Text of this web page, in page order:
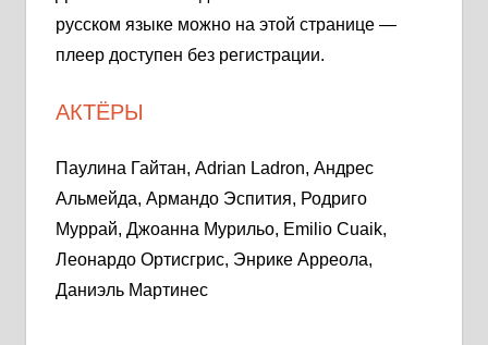
русском языке можно на этой странице —
плеер доступен без регистрации.
АКТЁРЫ
Паулина Гайтан, Adrian Ladron, Андрес
Альмейда, Армандо Эспития, Родриго
Муррай, Джоанна Мурильо, Emilio Cuaik,
Леонардо Ортисгрис, Энрике Арреола,
Даниэль Мартинес